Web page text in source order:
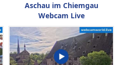
Aschau im Chiemgau
Webcam Live